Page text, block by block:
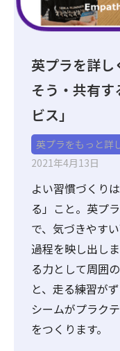
英プラを詳し
そう・共有す
ビス」
英プラをもっと詳
2021年4月13日
よい習慣づくり
る」こと。英プ
で、気づきやす
過程を映し出し
る力として周囲
と、走る練習が
シームがプラク
をつくります。